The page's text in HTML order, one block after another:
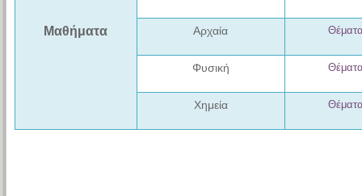
Μαθήματα Αρχαία
Φυσική
Χημεία